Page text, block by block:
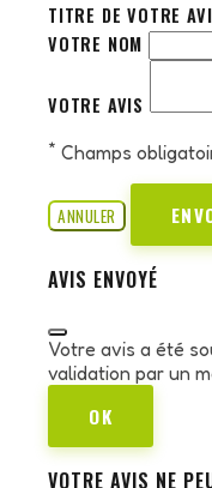
TITRE DE VOTRE
VOTRE NOM
VOTRE AVIS
* Champs
ANNULER
AVIS ENVOYÉ
Votre avis a été
validation par un
OK
VOTRE AVIS NE